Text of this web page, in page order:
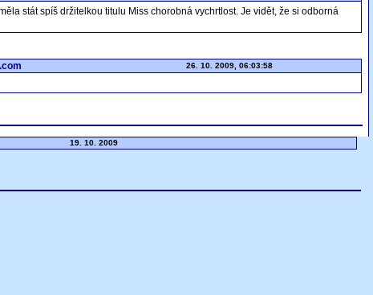
stát spíš držitelkou titulu Miss chorobná vychrtlost. Je vidět, že si odborná
26. 10. 2009, 06:03:58
19. 10. 2009